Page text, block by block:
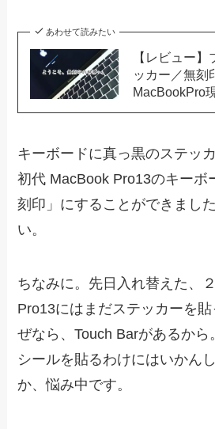
あわせて読みたい
【レビュー
ッカー／無刻
MacBookPro
キーボードに真っ黒のステッ
初代 MacBook Pro13のキーボ
刻印」にすることができまし
い。
ちなみに。先日入れ替えた、
Pro13にはまだステッカーを
ぜなら、Touch Barがあるから
シールを貼るわけにはいかん
か、悩み中です。